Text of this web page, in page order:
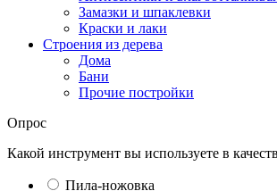
Замазки и шпаклевки
Краски и лаки
Строения из дерева
Дома
Бани
Прочие постройки
Опрос
Какой инструмент вы используете в
Пила-ножовка